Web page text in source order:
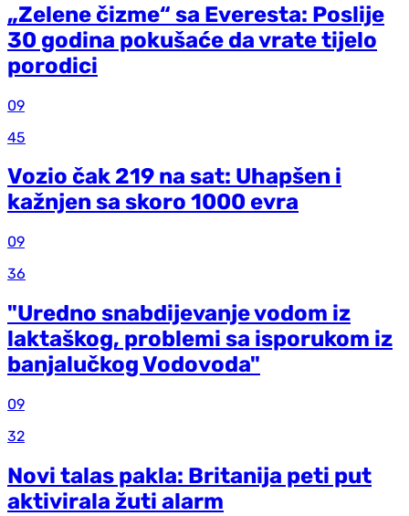
„Zelene čizme“ sa Everesta: Poslije
30 godina pokušaće da vrate tijelo
porodici
09
45
Vozio čak 219 na sat: Uhapšen i
kažnjen sa skoro 1000 evra
09
36
"Uredno snabdijevanje vodom iz
laktaškog, problemi sa isporukom iz
banjalučkog Vodovoda"
09
32
Novi talas pakla: Britanija peti put
aktivirala žuti alarm